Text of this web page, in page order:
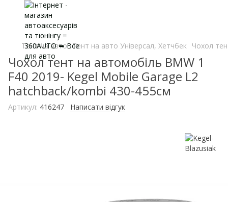
Тент на авто Тент на авто Універсал, Хетчбек Чохол
Чохол тент на автомобіль BMW 1
F40 2019- Kegel Mobile Garage L2
hatchback/kombi 430-455см
Артикул: 416247 Написати відгук